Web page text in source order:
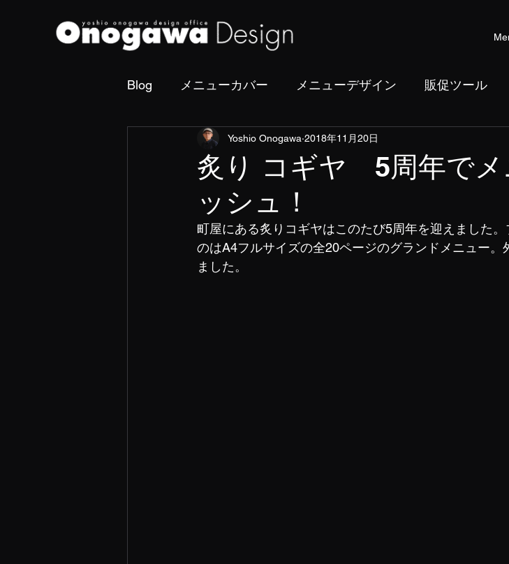
Blog メニューカバー メニューデザイン 販促ツール
撮影・フォトディレクション コピーライティング
炙り コギヤ 5周年でメ
ッシュ！
Yoshio Onogawa 2018年11月20日
町屋にある炙りコギヤはこのたび5周年を迎えました
のはA4フルサイズの全20ページのグランドメニュー
ました。